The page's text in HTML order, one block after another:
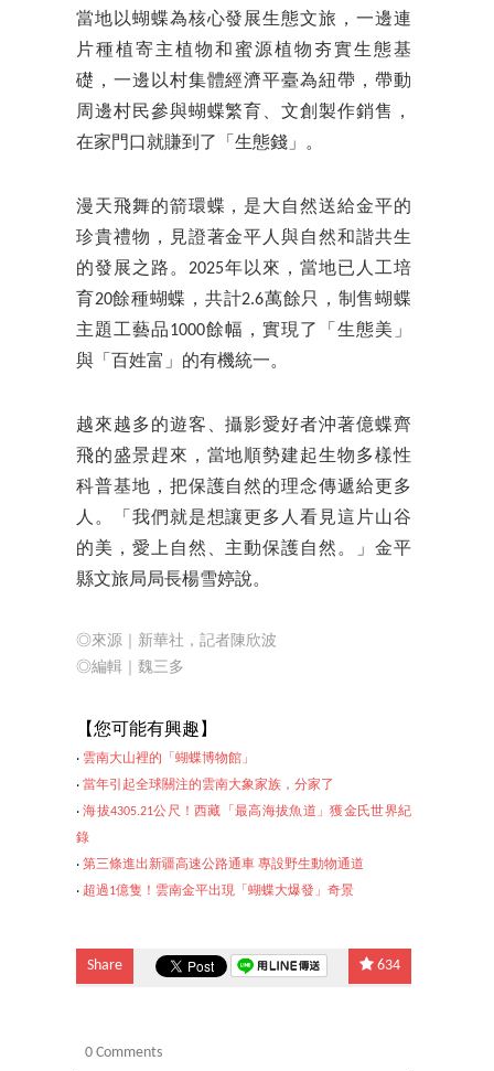
當地以蝴蝶為核心發展生態文旅，一邊連
片種植寄主植物和蜜源植物夯實生態基
礎，一邊以村集體經濟平臺為紐帶，帶動
周邊村民參與蝴蝶繁育、文創製作銷售，
在家門口就賺到了「生態錢」。
漫天飛舞的箭環蝶，是大自然送給金平的
珍貴禮物，見證著金平人與自然和諧共生
的發展之路。2025年以來，當地已人工培
育20餘種蝴蝶，共計2.6萬餘只，制售蝴蝶
主題工藝品1000餘幅，實現了「生態美」
與「百姓富」的有機統一。
越來越多的遊客、攝影愛好者沖著億蝶齊
飛的盛景趕來，當地順勢建起生物多樣性
科普基地，把保護自然的理念傳遞給更多
人。「我們就是想讓更多人看見這片山谷
的美，愛上自然、主動保護自然。」金平
縣文旅局局長楊雪婷說。
◎來源｜新華社，記者陳欣波
◎編輯｜魏三多
【您可能有興趣】
‧ 雲南大山裡的「蝴蝶博物館」
‧ 當年引起全球關注的雲南大象家族，分家了
‧海拔4305.21公尺！西藏「最高海拔魚道」獲金氏世界紀
錄
‧ 第三條進出新疆高速公路通車 專設野生動物通道
‧ 超過1億隻！雲南金平出現「蝴蝶大爆發」奇景
Share 634
0 Comments